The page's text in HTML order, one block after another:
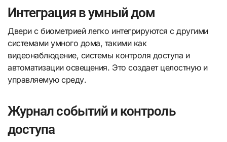
Интеграция в умный дом
Двери с биометрией легко интегрируются с другими
системами умного дома, такими как
видеонаблюдение, системы контроля доступа и
автоматизации освещения. Это создает целостную и
управляемую среду.
Журнал событий и контроль
доступа